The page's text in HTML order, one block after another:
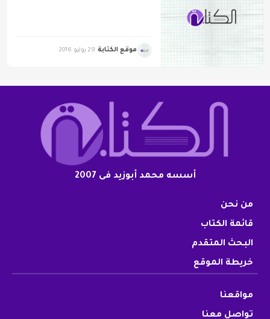
موقع الكتابة 29 يوليو 2016
أسسه محمد أبوزيد فى 2007
من نحن
قائمة الكتاب
البحث المتقدم
خريطة الموقع
مواقعنا
تواصل معنا